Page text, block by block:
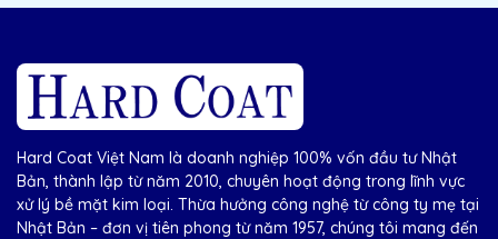
Hard Coat Việt Nam là doanh nghiệp 100% vốn đầu tư Nhật
Bản, thành lập từ năm 2010, chuyên hoạt động trong lĩnh vực
xử lý bề mặt kim loại. Thừa hưởng công nghệ từ công ty mẹ tại
Nhật Bản – đơn vị tiên phong từ năm 1957, chúng tôi mang đến